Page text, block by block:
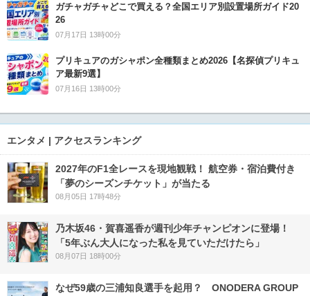
ガチャガチャどこで買える？全国エリア別設置場所ガイド20
26
07月17日 13時00分
プリキュアのガシャポン全種類まとめ2026【名探偵プリキュ
ア最新9選】
07月16日 13時00分
エンタメ | アクセスランキング
2027年のF1全レースを現地観戦！ 航空券・宿泊費付き
「夢のシーズンチケット」が当たる
08月05日 17時48分
乃木坂46・賀喜遥香が週刊少年チャンピオンに登場！
「5年ぶん大人になった私を見ていただけたら」
08月07日 18時00分
なぜ59歳の三浦知良選手を起用？ ONODERA GROUP